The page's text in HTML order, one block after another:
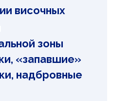
височных
зоны
«запавшие»
надбровные